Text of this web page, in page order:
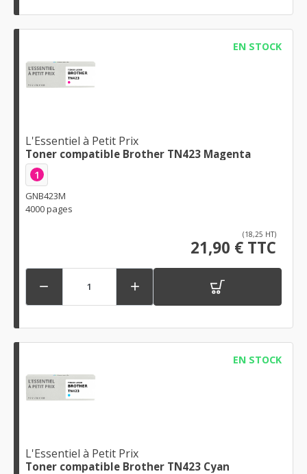
EN STOCK
L'Essentiel à Petit Prix
Toner compatible Brother TN423 Magenta
1
GNB423M
4000 pages
(18,25 HT)
21,90 € TTC
 
EN STOCK
L'Essentiel à Petit Prix
Toner compatible Brother TN423 Cyan